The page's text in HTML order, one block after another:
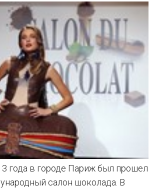
года в городе Париж был прошел
салон шоколада. В